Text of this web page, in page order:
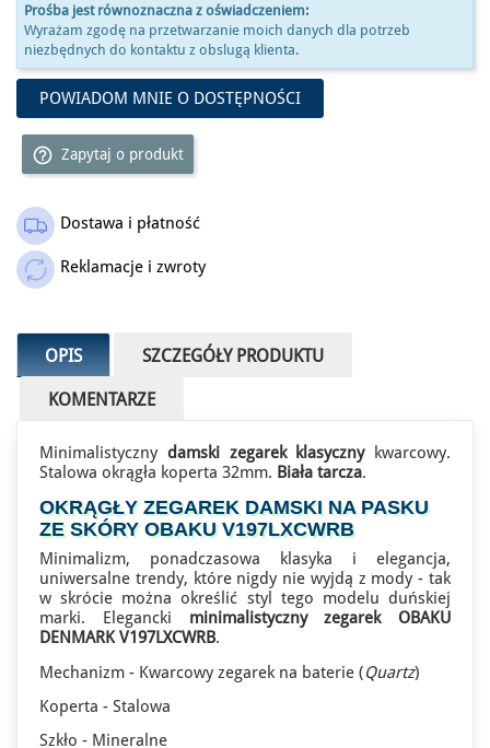
Do końca promocji: 3h 32m 18s
Prośba jest równoznaczna z oświadczeniem:
Wyrażam zgodę na przetwarzanie moich danych dla potrzeb
niezbędnych do kontaktu z obslugą klienta.
POWIADOM MNIE O DOSTĘPNOŚCI
help_outline Zapytaj o produkt
Dostawa i płatność
Reklamacje i zwroty
OPIS SZCZEGÓŁY PRODUKTU
KOMENTARZE
Minimalistyczny damski zegarek klasycznykwarcowy.
Stalowa okrągła koperta 32mm. Biała tarcza.
OKRĄGŁY ZEGAREK DAMSKI NA PASKU
ZE SKÓRY OBAKU V197LXCWRB
Minimalizm, ponadczasowa klasyka i elegancja,
uniwersalne trendy, które nigdy nie wyjdą z mody - tak
w skrócie można określić styl tego modelu duńskiej
marki. Elegancki minimalistyczny zegarek OBAKU
DENMARK V197LXCWRB.
Mechanizm - Kwarcowy zegarek na baterie (Quartz)
Koperta - Stalowa
Szkło - Mineralne